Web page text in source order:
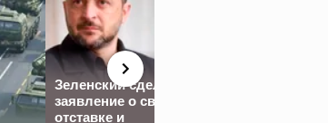
Зеленский сделал
заявление о своей
отставке и